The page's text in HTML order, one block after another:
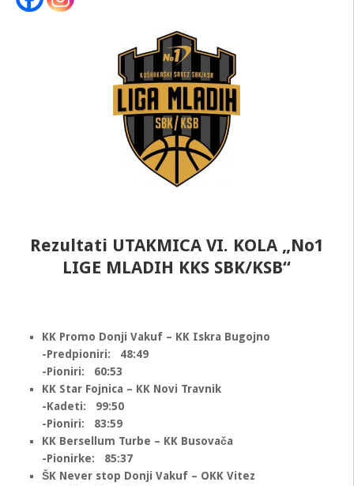
Rezultati UTAKMICA VI. KOLA „No1
LIGE MLADIH KKS SBK/KSB“
KK Promo Donji Vakuf – KK Iskra Bugojno
-Predpioniri: 48:49
-Pioniri: 60:53
KK Star Fojnica – KK Novi Travnik
-Kadeti: 99:50
-Pioniri: 83:59
KK Bersellum Turbe – KK Busovača
-Pionirke: 85:37
ŠK Never stop Donji Vakuf – OKK Vitez